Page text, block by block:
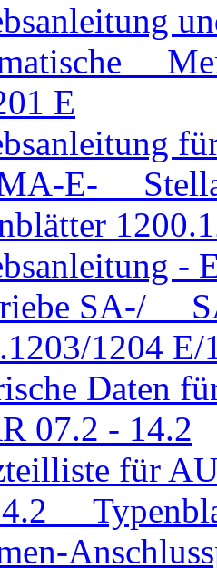
E
E-
SA-/
1204 E/
Daten
07.2 - 14.2
für